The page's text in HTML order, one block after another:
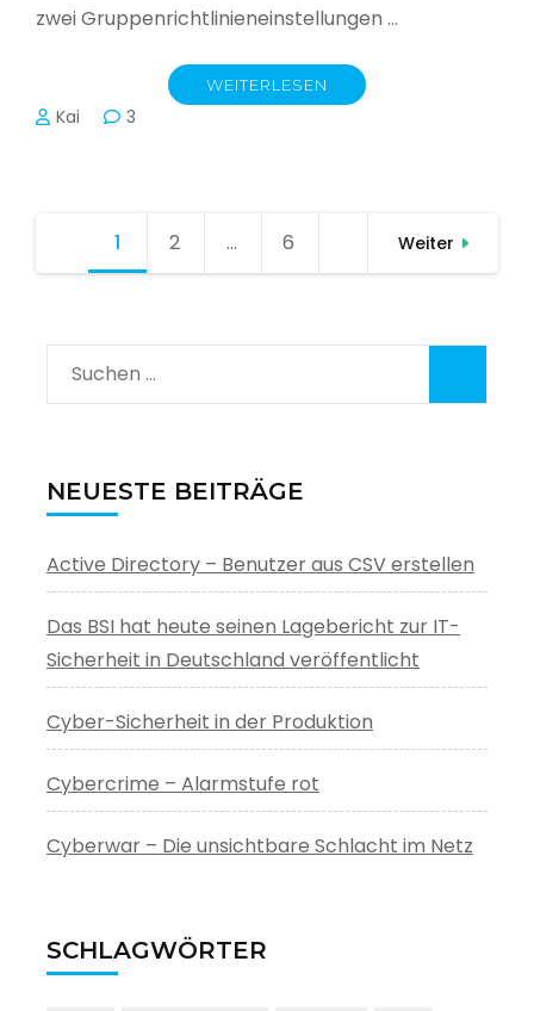
zwei Gruppenrichtlinieneinstellungen …
WEITERLESEN
Kai 3
Seitennummerierung
1 Seite
2 … Seite
6 Weiter
Suchen
nach:
NEUESTE BEITRÄGE
Active Directory – Benutzer aus CSV erstellen
Das BSI hat heute seinen Lagebericht zur IT-
Sicherheit in Deutschland veröffentlicht
Cyber-Sicherheit in der Produktion
Cybercrime – Alarmstufe rot
Cyberwar – Die unsichtbare Schlacht im Netz
SCHLAGWÖRTER